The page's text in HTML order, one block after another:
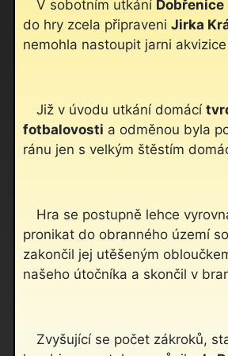
V sobotním utkání Dobřenice
do hry zcela připraveni Jirka
nemohla nastoupit jarni
Již v úvodu utkání domácí
fotbalovosti a odměnou byla
ránu jen s velkým štěstím
Hra se postupně lehce
pronikat do obranného území
zakončil jej utěšeným
našeho útočníka a skončil v
Zvyšující se počet zákroků,